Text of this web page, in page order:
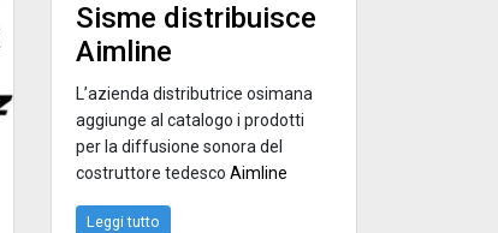
Sisme distribuisce
Aimline
L’azienda distributrice osimana
aggiunge al catalogo i prodotti
per la diffusione sonora del
costruttore tedesco Aimline
Leggi tutto